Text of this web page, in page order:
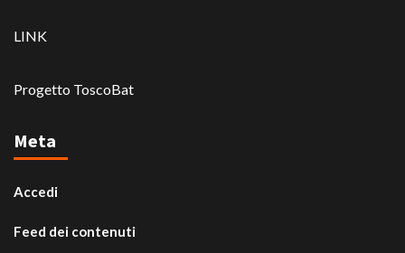
LINK
Progetto ToscoBat
Meta
Accedi
Feed dei contenuti